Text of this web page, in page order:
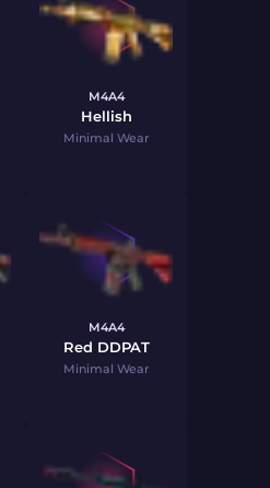
M4A4
Hellish
Minimal Wear
M4A4
Red DDPAT
Minimal Wear